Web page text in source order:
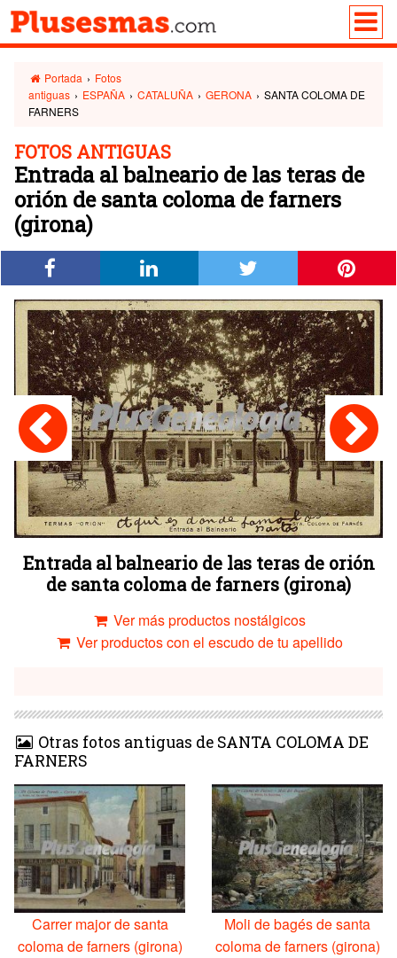
Portada › Fotos
antiguas › ESPAÑA › CATALUÑA › GERONA › SANTA COLOMA DE
FARNERS
FOTOS ANTIGUAS
Entrada al balneario de las teras de
orión de santa coloma de farners
(girona)
Entrada al balneario de las teras de orión
de santa coloma de farners (girona)
Ver más productos nostálgicos
Ver productos con el escudo de tu apellido
Otras fotos antiguas de SANTA COLOMA DE
FARNERS
Carrer major de santa
coloma de farners (girona)
Moli de bagés de santa
coloma de farners (girona)